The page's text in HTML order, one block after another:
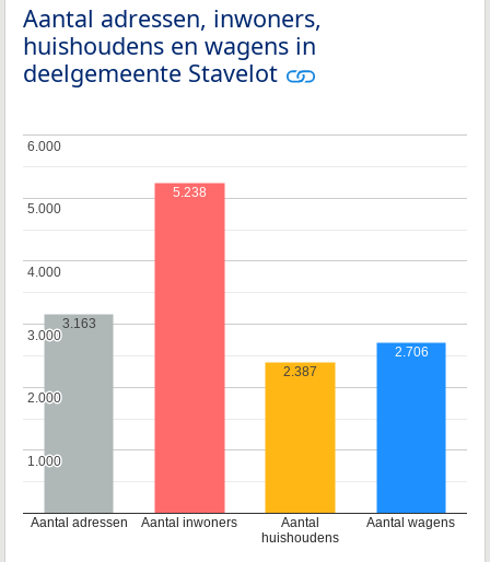
Aantal adressen, inwoners,
huishoudens en wagens in
deelgemeente Stavelot
Aantal adressen Aantal inwoners
Aantal
huishoudens
Aantal wagens
1.000
1.000
2.000
2.000
3.000
3.000
4.000
4.000
5.000
5.000
6.000
6.000
3.163
5.238
2.387
2.706